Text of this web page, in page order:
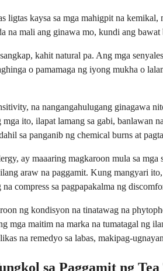
ligtas kaysa sa mga mahigpit na
na mali ang ginawa mo, kundi ang
kahit natural pa. Ang mga
o pamamaga ng iyong mukha o
na nangangahulugang ginagawa
ito, ilapat lamang sa gabi, banlawan
sa panganib ng chemical burns at
ay maaaring magkaroon mula sa
araw na paggamit. Kung mangyari
compress sa pagpapakalma ng
ng kondisyon na tinatawag na
mga maitim na marka na tumatagal ng
na remedyo sa labas, makipag-
sa Paggamit ng